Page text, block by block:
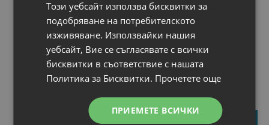
Дисплей: 22"
Резолюция: 1680x1050 WSXGA+16:10
: 800:1
: 12 месеца
Яркост: 300 cd/m2
Контраст: 1000:1
Гаранция: 12 месеца
Цена:
45.00 €
Този уебсайт използва бисквитки за
подобряване на потребителското
изживяване. Използвайки нашия
уебсайт, Вие се съгласявате с всички
бисквитки в съответствие с нашата
Политика за Бисквитки. Прочетете още
ПРИЕМЕТЕ ВСИЧКИ